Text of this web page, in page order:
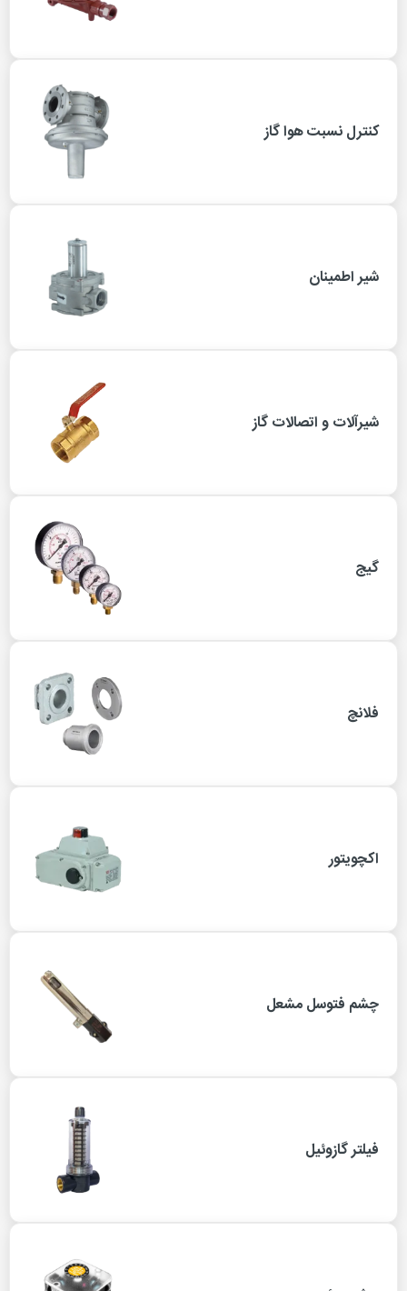
کنترل نسبت هوا گاز
شیر اطمینان
شیرآلات و اتصالات گاز
گیج
فلانچ
اکچویتور
چشم فتوسل مشعل
فیلتر گازوئیل